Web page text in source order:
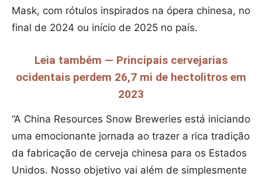
Mask, com rótulos inspirados na ópera chinesa, no
final de 2024 ou início de 2025 no país.
Leia também — Principais cervejarias
ocidentais perdem 26,7 mi de hectolitros em
2023
“A China Resources Snow Breweries está iniciando
uma emocionante jornada ao trazer a rica tradição
da fabricação de cerveja chinesa para os Estados
Unidos. Nosso objetivo vai além de simplesmente